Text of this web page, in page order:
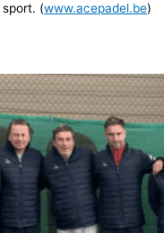
(www.acepadel.be)